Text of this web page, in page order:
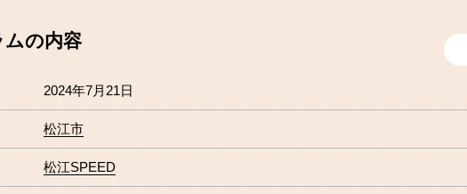
の内容
2024年7月21日
松江市
松江SPEED